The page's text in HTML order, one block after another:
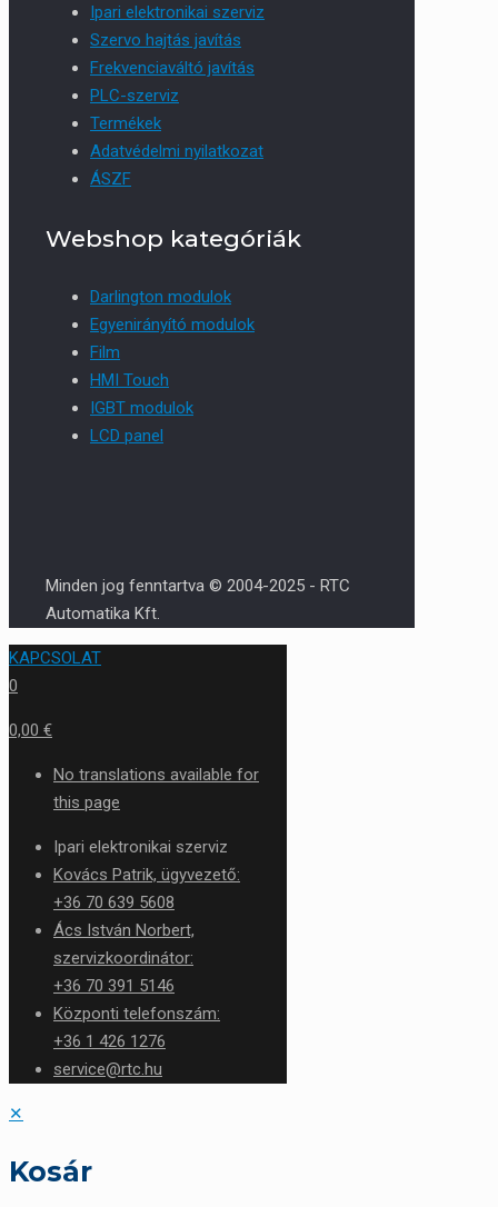
Ipari elektronikai szerviz
Szervo hajtás javítás
Frekvenciaváltó javítás
PLC-szerviz
Termékek
Adatvédelmi nyilatkozat
ÁSZF
Webshop kategóriák
Darlington modulok
Egyenirányító modulok
Film
HMI Touch
IGBT modulok
LCD panel
Minden jog fenntartva © 2004-2025 - RTC
Automatika Kft.
KAPCSOLAT
0
0,00 €
No translations available for
this page
Ipari elektronikai szerviz
Kovács Patrik, ügyvezető:
+36 70 639 5608
Ács István Norbert,
szervizkoordinátor:
+36 70 391 5146
Központi telefonszám:
+36 1 426 1276
service@rtc.hu
✕
Kosár